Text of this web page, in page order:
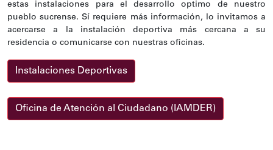
estas instalaciones para el desarrollo optimo de nuestro
pueblo sucrense. Sí requiere más información, lo invitamos a
acercarse a la instalación deportiva más cercana a su
residencia o comunicarse con nuestras oficinas.
Instalaciones Deportivas
Oficina de Atención al Ciudadano (IAMDER)